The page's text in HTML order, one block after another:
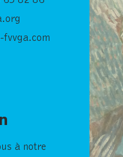
à notre